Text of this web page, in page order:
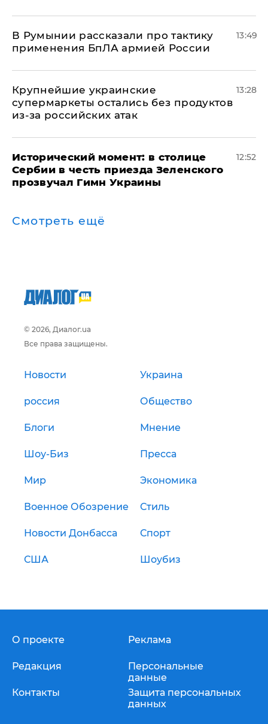
В Румынии рассказали про тактику
применения БпЛА армией России
13:49
Крупнейшие украинские
супермаркеты остались без продуктов
из-за российских атак
13:28
Исторический момент: в столице
Сербии в честь приезда Зеленского
прозвучал Гимн Украины
12:52
Смотреть ещё
© 2026, Диалог.ua
Все права защищены.
Новости Украина
россия Общество
Блоги Мнение
Шоу-Биз Пресса
Мир Экономика
Военное Обозрение Стиль
Новости Донбасса Спорт
США Шоубиз
О проекте
Редакция
Контакты
Реклама
Персональные
данные
Защита персональных
данных